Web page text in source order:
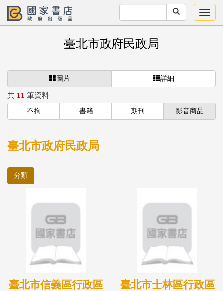
臺北市政府民政局
圖片 詳細
共 11 筆資料
不拘 書籍 期刊 影音商品
臺北市政府民政局
分類
臺北市信義區行政區
臺北市士林區行政區